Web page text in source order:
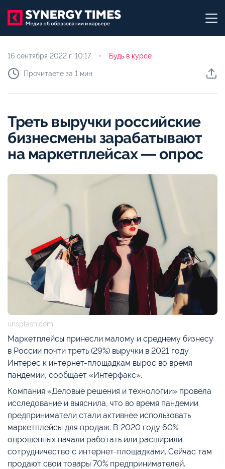
16 сентября 2022 г. 10:17 Будь в курсе
Прочитаете за 1 мин
Треть выручки российские
бизнесмены зарабатывают
на маркетплейсах ― опрос
unsplash.com
Маркетплейсы принесли малому и среднему бизнесу
в России почти треть (29%) выручки в 2021 году.
Интерес к интернет-площадкам вырос во время
пандемии, сообщает «Интерфакс».
Компания «Деловые решения и технологии» провела
исследование и выяснила, что во время пандемии
предприниматели стали активнее использовать
маркетплейсы для продаж. В 2020 году 60%
опрошенных начали работать или расширили
сотрудничество с интернет-площадками. Сейчас там
продают свои товары 70% предпринимателей.